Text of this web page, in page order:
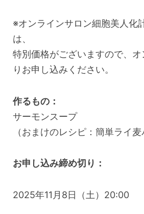
※オンラインサロン細胞美人化
は、
特別価格がございますので、オ
りお申し込みください。
作るもの：
サーモンスープ
（おまけのレシピ：簡単ライ麦
お申し込み締め切り：
2025年11月8日（土）20:00